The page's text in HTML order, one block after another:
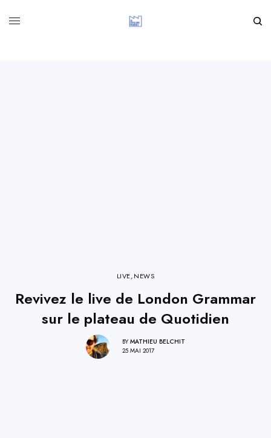
LIVE,NEWS
Revivez le live de London Grammar
sur le plateau de Quotidien
BY MATHIEU BELCHIT
25 MAI 2017